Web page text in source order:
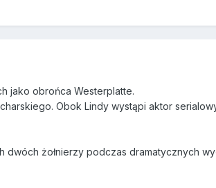
jako obrońca Westerplatte.
Obok Lindy wystąpi aktor
dwóch żołnierzy podczas dramatycznych